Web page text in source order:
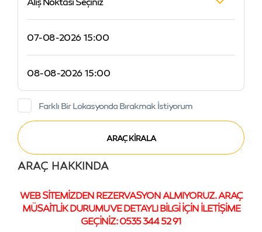
Farklı Bir Lokasyonda Bırakmak İstiyorum
ARAÇ HAKKINDA
WEB SİTEMİZDEN REZERVASYON ALMIYORUZ. ARAÇ
MÜSAİTLİK DURUMU VE DETAYLI BİLGİ İÇİN İLETİŞİME
GEÇİNİZ: 0535 344 52 91